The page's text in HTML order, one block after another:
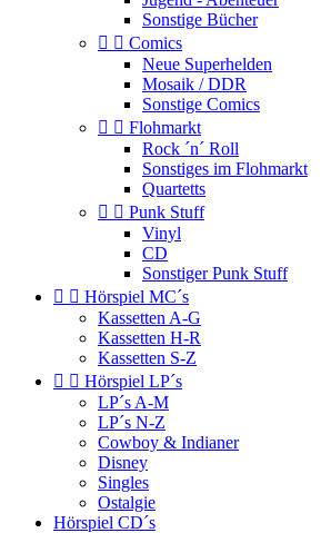
Sonstige Bücher
  Comics
Neue Superhelden
Mosaik / DDR
Sonstige Comics
  Flohmarkt
Rock ´n´ Roll
Sonstiges im Flohmarkt
Quartetts
  Punk Stuff
Vinyl
CD
Sonstiger Punk Stuff
  Hörspiel MC´s
Kassetten A-G
Kassetten H-R
Kassetten S-Z
  Hörspiel LP´s
LP´s A-M
LP´s N-Z
Cowboy & Indianer
Disney
Singles
Ostalgie
Hörspiel CD´s